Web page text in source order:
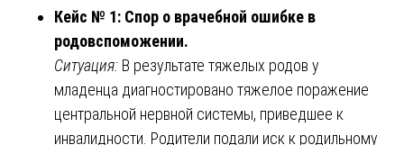
Кейс № 1: Спор о врачебной ошибке в
родовспоможении.
Ситуация: В результате тяжелых родов у
младенца диагностировано тяжелое поражение
центральной нервной системы, приведшее к
инвалидности. Родители подали иск к родильному